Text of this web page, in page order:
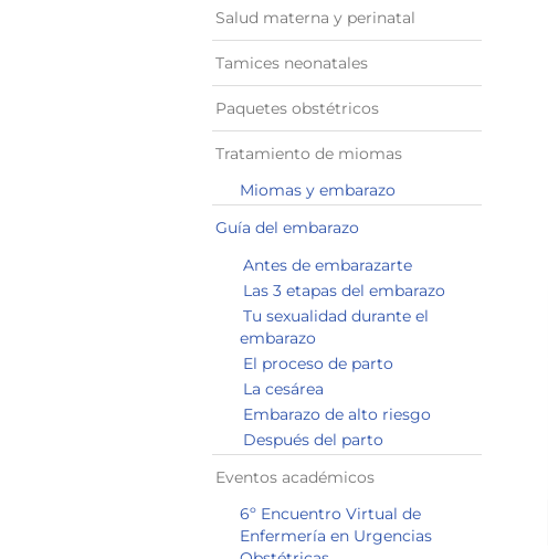
Salud materna y perinatal
Tamices neonatales
Paquetes obstétricos
Tratamiento de miomas
Miomas y embarazo
Guía del embarazo
Antes de embarazarte
Las 3 etapas del embarazo
Tu sexualidad durante el
embarazo
El proceso de parto
La cesárea
Embarazo de alto riesgo
Después del parto
Eventos académicos
6º Encuentro Virtual de
Enfermería en Urgencias